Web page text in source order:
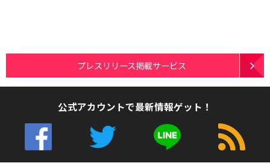
プレスリリース掲載サービス
公式アカウントで最新情報ゲット！